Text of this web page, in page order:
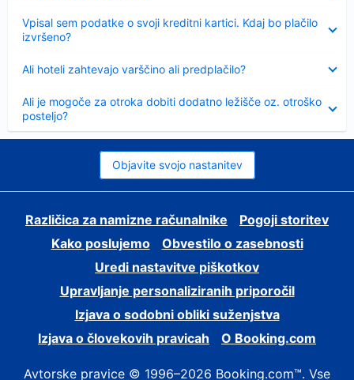
Vpisal sem podatke o svoji kreditni kartici. Kdaj bo plačilo
izvršeno?
Ali hoteli zahtevajo varščino ali predplačilo?
Ali je mogoče za otroka dobiti dodatno ležišče oz. otroško
posteljo?
Objavite svojo nastanitev
Različica za namizne računalnike
Pogoji storitev
Kako poslujemo
Obvestilo o zasebnosti
Uredi nastavitve piškotkov
Upravljanje personaliziranih priporočil
Izjava o sodobni obliki suženjstva
Izjava o človekovih pravicah
O Booking.com
Avtorske pravice © 1996–2026 Booking.com™. Vse